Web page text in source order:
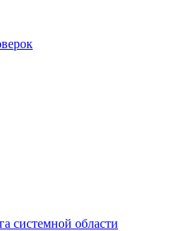
системной области